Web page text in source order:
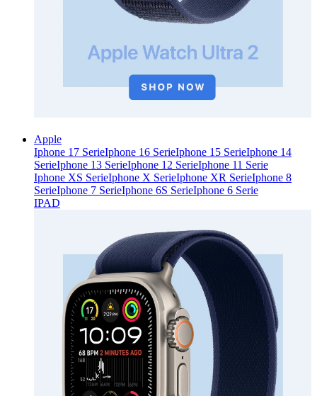
Apple
Iphone 17 SerieIphone 16 SerieIphone 15 SerieIphone 14
SerieIphone 13 SerieIphone 12 SerieIphone 11 Serie
Iphone XS SerieIphone X SerieIphone XR SerieIphone 8
SerieIphone 7 SerieIphone 6S SerieIphone 6 Serie
IPAD